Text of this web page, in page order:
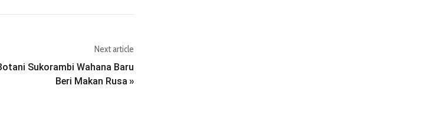
Next article
Sukorambi Wahana Baru
Beri Makan Rusa »